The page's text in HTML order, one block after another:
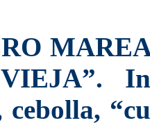
cebolla,